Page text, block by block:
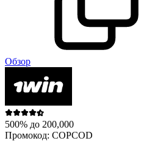
Обзор
500% до 200,000
Промокод: COPCOD